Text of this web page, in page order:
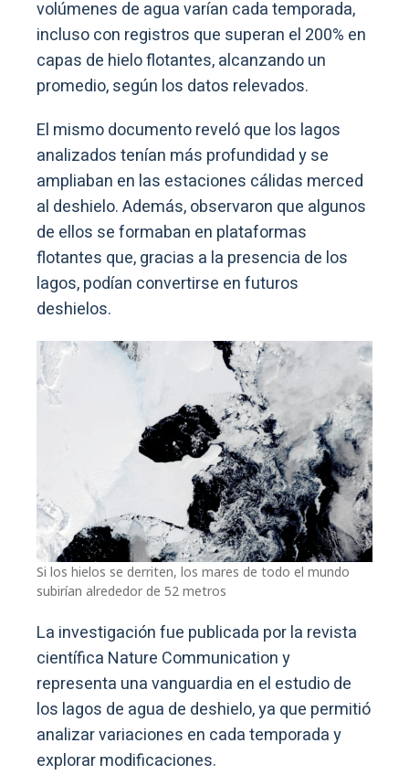
volúmenes de agua varían cada temporada,
incluso con registros que superan el 200% en
capas de hielo flotantes, alcanzando un
promedio, según los datos relevados.
El mismo documento reveló que los lagos
analizados tenían más profundidad y se
ampliaban en las estaciones cálidas merced
al deshielo. Además, observaron que algunos
de ellos se formaban en plataformas
flotantes que, gracias a la presencia de los
lagos, podían convertirse en futuros
deshielos.
Si los hielos se derriten, los mares de todo el mundo
subirían alrededor de 52 metros
La investigación fue publicada por la revista
científica Nature Communication y
representa una vanguardia en el estudio de
los lagos de agua de deshielo, ya que permitió
analizar variaciones en cada temporada y
explorar modificaciones.